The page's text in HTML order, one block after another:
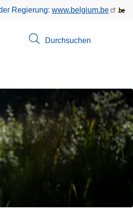
Regierung: www.belgium.be
Durchsuchen